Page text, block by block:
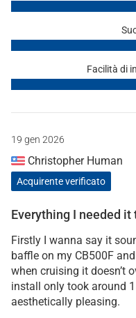
Facilità di
19 gen 2026
Christopher Human
Acquirente verificato
Everything I needed it
Firstly I wanna say it
baffle on my CB500F
when cruising it doesn’t
install only took around
aesthetically pleasing.